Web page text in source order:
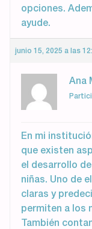
opciones.
ayude.
junio 15, 2025 a las
Ana
En mi
que existen
el desarrollo
niñas. Uno de
claras y
permiten a los
También